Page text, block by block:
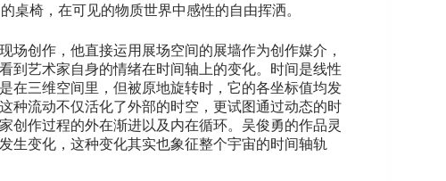
桌椅，在可见的物质世界中感性的自由挥洒。
创作，他直接运用展场空间的展墙作为创作媒介，
到艺术家自身的情绪在时间轴上的变化。时间是线性
在三维空间里，但被原地旋转时，它的各坐标值均发
种流动不仅活化了外部的时空，更试图通过动态的时
创作过程的外在渐进以及内在循环。吴俊勇的作品灵
生变化，这种变化其实也象征整个宇宙的时间轴轨